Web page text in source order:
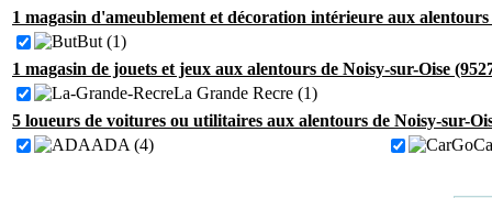
1 magasin d'ameublement et décoration intérieure aux
But (1)
1 magasin de jouets et jeux aux alentours de Noisy-sur-Oise
La Grande Recre (1)
5 loueurs de voitures ou utilitaires aux alentours de Noisy-sur-
ADA (4)